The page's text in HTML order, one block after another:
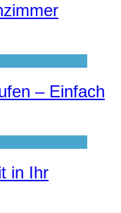
– Einfach
in Ihr